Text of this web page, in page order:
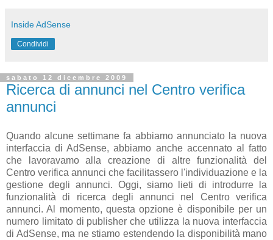
Inside AdSense
Condividi
sabato 12 dicembre 2009
Ricerca di annunci nel Centro verifica
annunci
Quando alcune settimane fa abbiamo annunciato la nuova
interfaccia di AdSense, abbiamo anche accennato al fatto
che lavoravamo alla creazione di altre funzionalità del
Centro verifica annunci che facilitassero l'individuazione e la
gestione degli annunci. Oggi, siamo lieti di introdurre la
funzionalità di ricerca degli annunci nel Centro verifica
annunci. Al momento, questa opzione è disponibile per un
numero limitato di publisher che utilizza la nuova interfaccia
di AdSense, ma ne stiamo estendendo la disponibilità mano